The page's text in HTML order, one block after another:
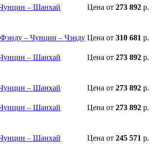
– Шанхай Цена от 273 892 р.
– Чунцин – Чэнду Цена от 310 681 р.
– Шанхай Цена от 273 892 р.
– Шанхай Цена от 273 892 р.
– Шанхай Цена от 273 892 р.
– Шанхай Цена от 245 571 р.